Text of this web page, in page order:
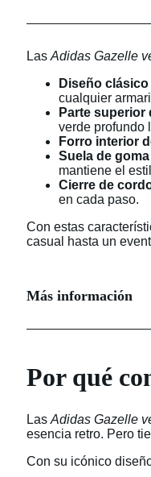
Las Adidas Gazelle
Diseño
cualquier
Parte superior
verde profundo
Forro interior
Suela de
mantiene el
Cierre de
en cada paso.
Con estas
casual hasta un
Más información
Por qué
LasAdidas Gazelle
esencia retro. Pero
Con su icónico